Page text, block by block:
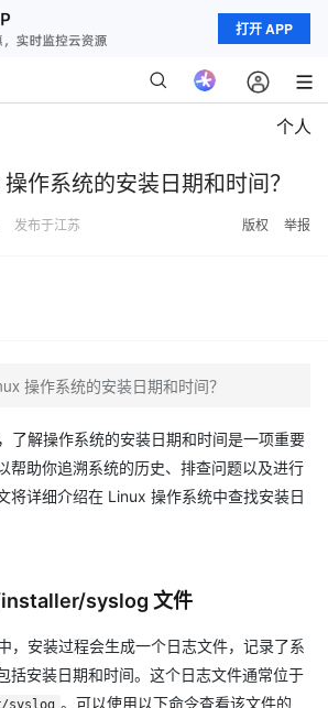
打开 APP
个人
作系统的安装日期和时间？
发布于江苏 版权 举报
操作系统的安装日期和时间？
了解操作系统的安装日期和时间是一项重要
帮助你追溯系统的历史、排查问题以及进行
将详细介绍在 Linux 操作系统中查找安装日
syslog 文件
，安装过程会生成一个日志文件，记录了系
括安装日期和时间。这个日志文件通常位于
。可以使用以下命令查看该文件的